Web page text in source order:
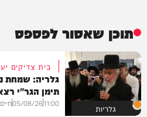
תוכן שאסור לפספס
גלריות
בית צדיקים
גלריה: שמחת
תימן הגר"י
11:00
05/08/26